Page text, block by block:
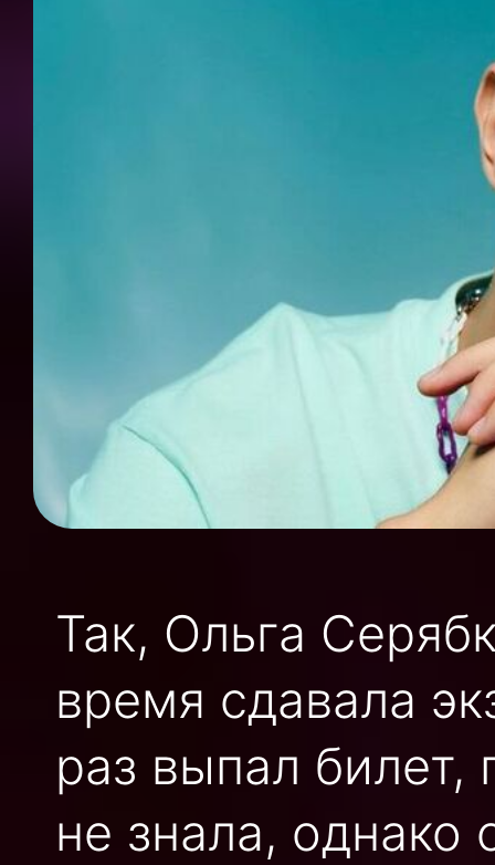
Так, Ольга
время сдавала
раз выпал билет,
не знала, однако